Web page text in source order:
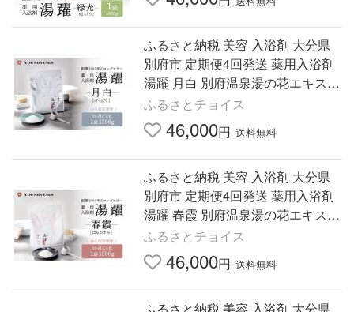
ふるさと納税 美容 入浴剤 大分県
別府市 定期便4回発送 薬用入浴剤
湯躍 月白 別府温泉湯の花エキス配
合 1,500g 定期便4回発送 薬用入浴
剤 湯躍 月白 別府温…
ふるさとチョイス
46,000円 送料無料
ふるさと納税 美容 入浴剤 大分県
別府市 定期便4回発送 薬用入浴剤
湯躍 春霞 別府温泉湯の花エキス配
合 1,500g 定期便4回発送 薬用入浴
剤 湯躍 春霞 別府温…
ふるさとチョイス
46,000円 送料無料